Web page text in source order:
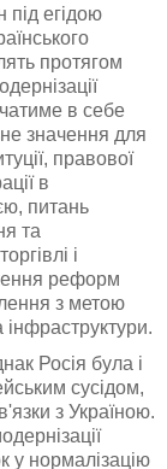
під егідою
протягом
в себе
значення для
правової
в
питань
та
і
реформ
з метою
інфраструктури.
Росія була і
сусідом,
з Україною.
у нормалізацію